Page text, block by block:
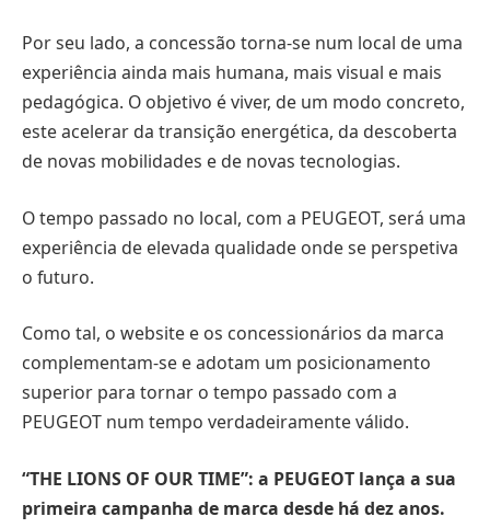
Por seu lado, a concessão torna-se num local de uma
experiência ainda mais humana, mais visual e mais
pedagógica. O objetivo é viver, de um modo concreto,
este acelerar da transição energética, da descoberta
de novas mobilidades e de novas tecnologias.
O tempo passado no local, com a PEUGEOT, será uma
experiência de elevada qualidade onde se perspetiva
o futuro.
Como tal, o website e os concessionários da marca
complementam-se e adotam um posicionamento
superior para tornar o tempo passado com a
PEUGEOT num tempo verdadeiramente válido.
“THE LIONS OF OUR TIME”: a PEUGEOT lança a sua
primeira campanha de marca desde há dez anos.